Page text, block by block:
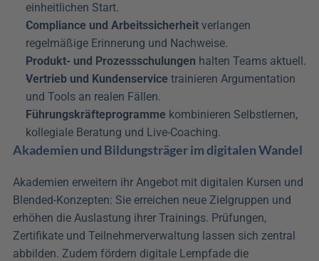
einheitlichen Start.
Compliance und Arbeitssicherheit verlangen
regelmäßige Erinnerung und Nachweise.
Produkt- und Prozessschulungen
Vertrieb und Kundenservice trainieren Argumentation
und Tools an realen Fällen.
Führungskräfteprogramme kombinieren Selbstlernen,
kollegiale Beratung und Live-Coaching.
Akademien und Bildungsträger im digitalen Wandel
Akademien erweitern ihr Angebot mit digitalen Kursen und
Blended-Konzepten: Sie erreichen neue Zielgruppen und
erhöhen die Auslastung ihrer Trainings. Prüfungen,
Zertifikate und Teilnehmerverwaltung lassen sich zentral
abbilden. Zudem fördern digitale Lernpfade die